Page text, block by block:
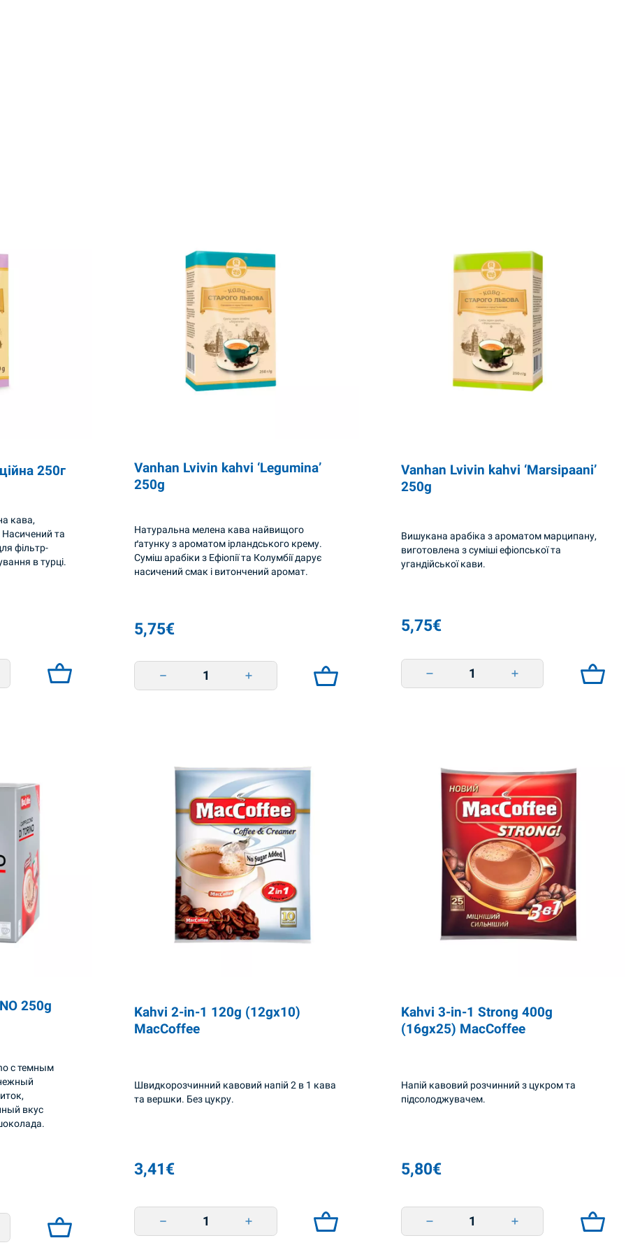
250г
кава,
Насичений та
фільтр-
в турці.
250г quantity
Vanhan Lvivin kahvi ‘Legumina’
250g
Натуральна мелена кава найвищого
ґатунку з ароматом ірландського крему.
Суміш арабіки з Ефіопії та Колумбії дарує
насичений смак і витончений аромат.
5,75€
Vanhan Lvivin kahvi 'Legumina' 250g quantity
Vanhan Lvivin kahvi ‘Marsipaani’
250g
Вишукана арабіка з ароматом марципану,
виготовлена ​​з суміші ефіопської та
угандійської кави.
5,75€
Vanhan Lvivin kahvi 'Marsipaani' 250g quantity
250g
с темным
вкус
(10*25g) MacCoffee quantity
Kahvi 2-in-1 120g (12gx10)
MacCoffee
Швидкорозчинний кавовий напій 2 в 1 кава
та вершки. Без цукру.
3,41€
Kahvi 2-in-1 120g (12gx10) MacCoffee quantity
Kahvi 3-in-1 Strong 400g
(16gx25) MacCoffee
Напій кавовий розчинний з цукром та
підсолоджувачем.
5,80€
Kahvi 3-in-1 Strong 400g (16gx25) MacCoffee